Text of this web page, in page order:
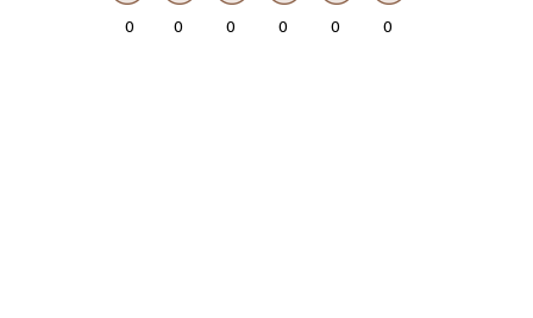
0 0 0 0 0 0